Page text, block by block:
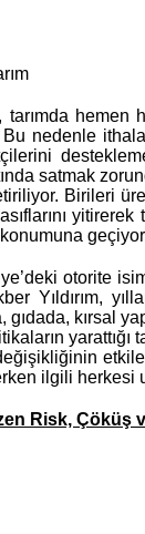
tarımda
nedenle
satmak
Birileri
otorite
Yıldırım,
kırsal
ilgili herkesi
Risk, Çöküş